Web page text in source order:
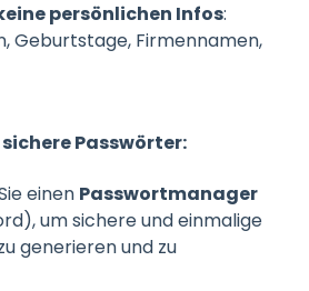
persönlichen Infos:
Geburtstage, Firmennamen,
Passwörter:
einen Passwortmanager
um sichere und einmalige
generieren und zu